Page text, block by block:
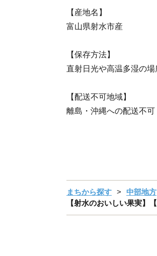
【産地名】
富山県射水市産
【保存方法】
直射日光や高温多湿の
【配送不可地域】
離島・沖縄への配送不可
まちから探す 中部地方
【射水のおいしい果実】